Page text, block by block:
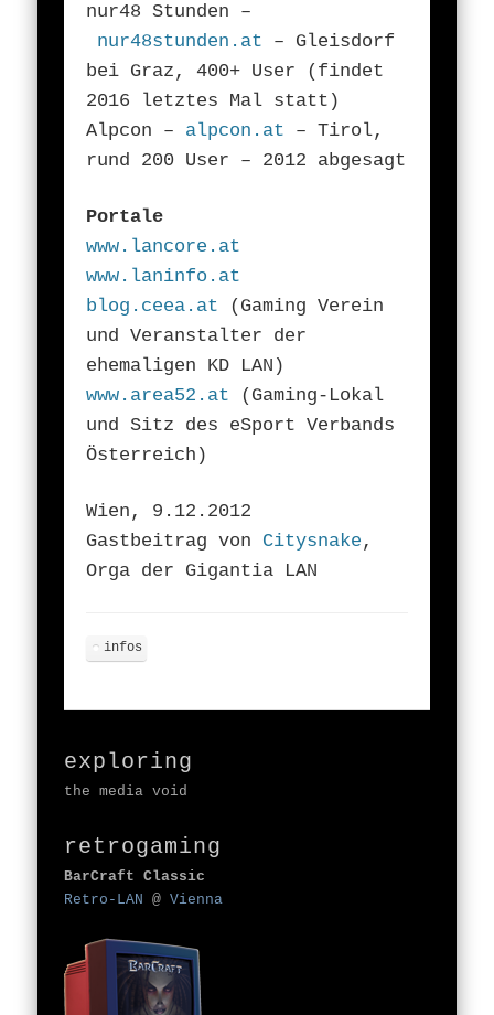
nur48 Stunden –
nur48stunden.at – Gleisdorf
bei Graz, 400+ User (findet
2016 letztes Mal statt)
Alpcon – alpcon.at – Tirol,
rund 200 User – 2012 abgesagt
Portale
www.lancore.at
www.laninfo.at
blog.ceea.at (Gaming Verein
und Veranstalter der
ehemaligen KD LAN)
www.area52.at (Gaming-Lokal
und Sitz des eSport Verbands
Österreich)
Wien, 9.12.2012
Gastbeitrag von Citysnake ,
Orga der Gigantia LAN
infos
exploring
the media void
retrogaming
BarCraft Classic
Retro-LAN
@Vienna